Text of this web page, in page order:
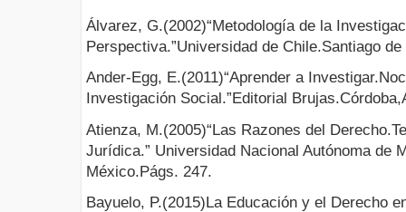
Álvarez, G.(2002)“Metodología de la
Perspectiva.”Universidad de Chile.Santiago
Ander-Egg, E.(2011)“Aprender a
Investigación Social.”Editorial
Atienza, M.(2005)“Las Razones del
Jurídica.” Universidad Nacional Autónoma de
México.Págs. 247.
Bayuelo, P.(2015)La Educación y el Derecho